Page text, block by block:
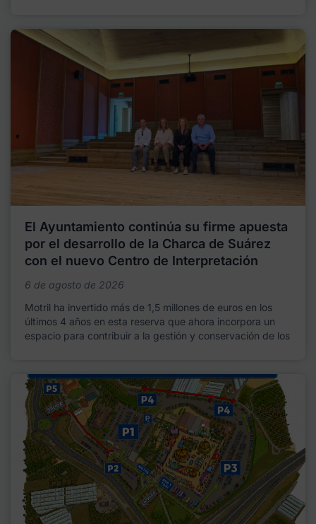
El Ayuntamiento continúa su firme apuesta
por el desarrollo de la Charca de Suárez
con el nuevo Centro de Interpretación
6 de agosto de 2026
Motril ha invertido más de 1,5 millones de euros en los
últimos 4 años en esta reserva que ahora incorpora un
espacio para contribuir a la gestión y conservación de los